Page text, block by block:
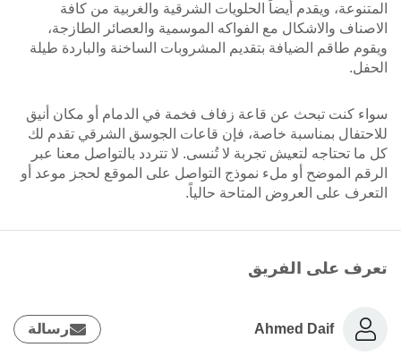
المتنوعة، ويقدم أيضاً الحلويات الشرقية والغربية من كافة
الاصناف والاشكال مع الفواكه الموسمية والعصائر الطازجة،
ويقوم طاقم الضيافة بتقديم المشروبات الساخنة والباردة طيلة
الحفل.
سواء كنت تبحث عن قاعة زفاف فخمة في الدمام أو مكان أنيق
للاحتفال بمناسبة خاصة، فإن قاعات الجوسق الشرقي تقدم لك
كل ما تحتاجه لتعيش تجربة لا تُنسى. لا تتردد بالتواصل معنا عبر
الرقم الموضح أو ملء نموذج التواصل على الموقع لحجز موعد أو
التعرف على العروض المتاحة حالياً.
تعرف على الفريق
Ahmed Daif رسالة